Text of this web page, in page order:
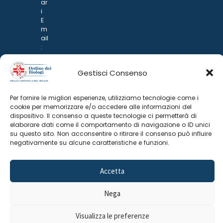
Gestisci Consenso
Per fornire le migliori esperienze, utilizziamo tecnologie come i
cookie per memorizzare e/o accedere alle informazioni del
dispositivo. Il consenso a queste tecnologie ci permetterà di
elaborare dati come il comportamento di navigazione o ID unici
su questo sito. Non acconsentire o ritirare il consenso può influire
negativamente su alcune caratteristiche e funzioni.
Accetta
Nega
Visualizza le preferenze
ar
i
E
m
ail
:
rp
d
@
p
n
ar
i.it
Privacy Policy